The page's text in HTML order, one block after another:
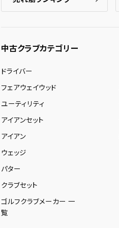
中古クラブカテゴリー
ドライバー
フェアウェイウッド
ユーティリティ
アイアンセット
アイアン
ウェッジ
パター
クラブセット
ゴルフクラブメーカー 一
覧